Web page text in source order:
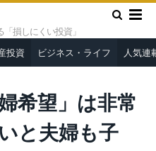
損しにくい投資」
投資 ビジネス・ライフ 人気連
もはや「専業主婦希望」は非常
幸になるだけ＝山本昌義
希望」は非常
と夫婦も子